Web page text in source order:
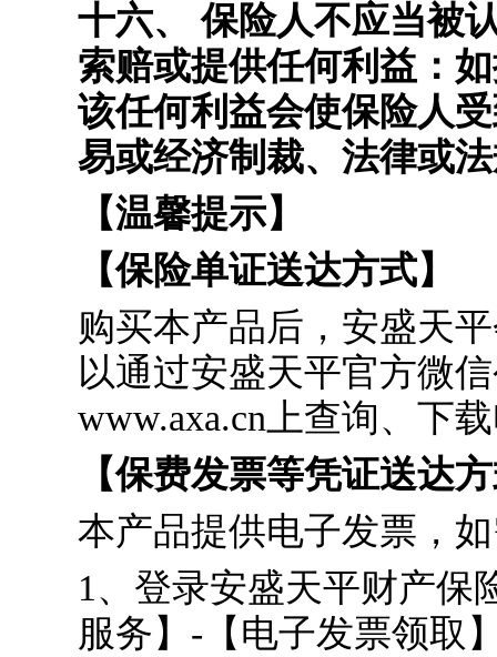
十六、 保险人不应当被
索赔或提供任何利益：
该任何利益会使保险人
易或经济制裁、法律或
【温馨提示】
【保险单证送达方式】
购买本产品后，安盛天
以通过安盛天平官方微
www.axa.cn上查询、下
【保费发票等凭证送达
本产品提供电子发票，
1、登录安盛天平财产保
服务】-【电子发票领取